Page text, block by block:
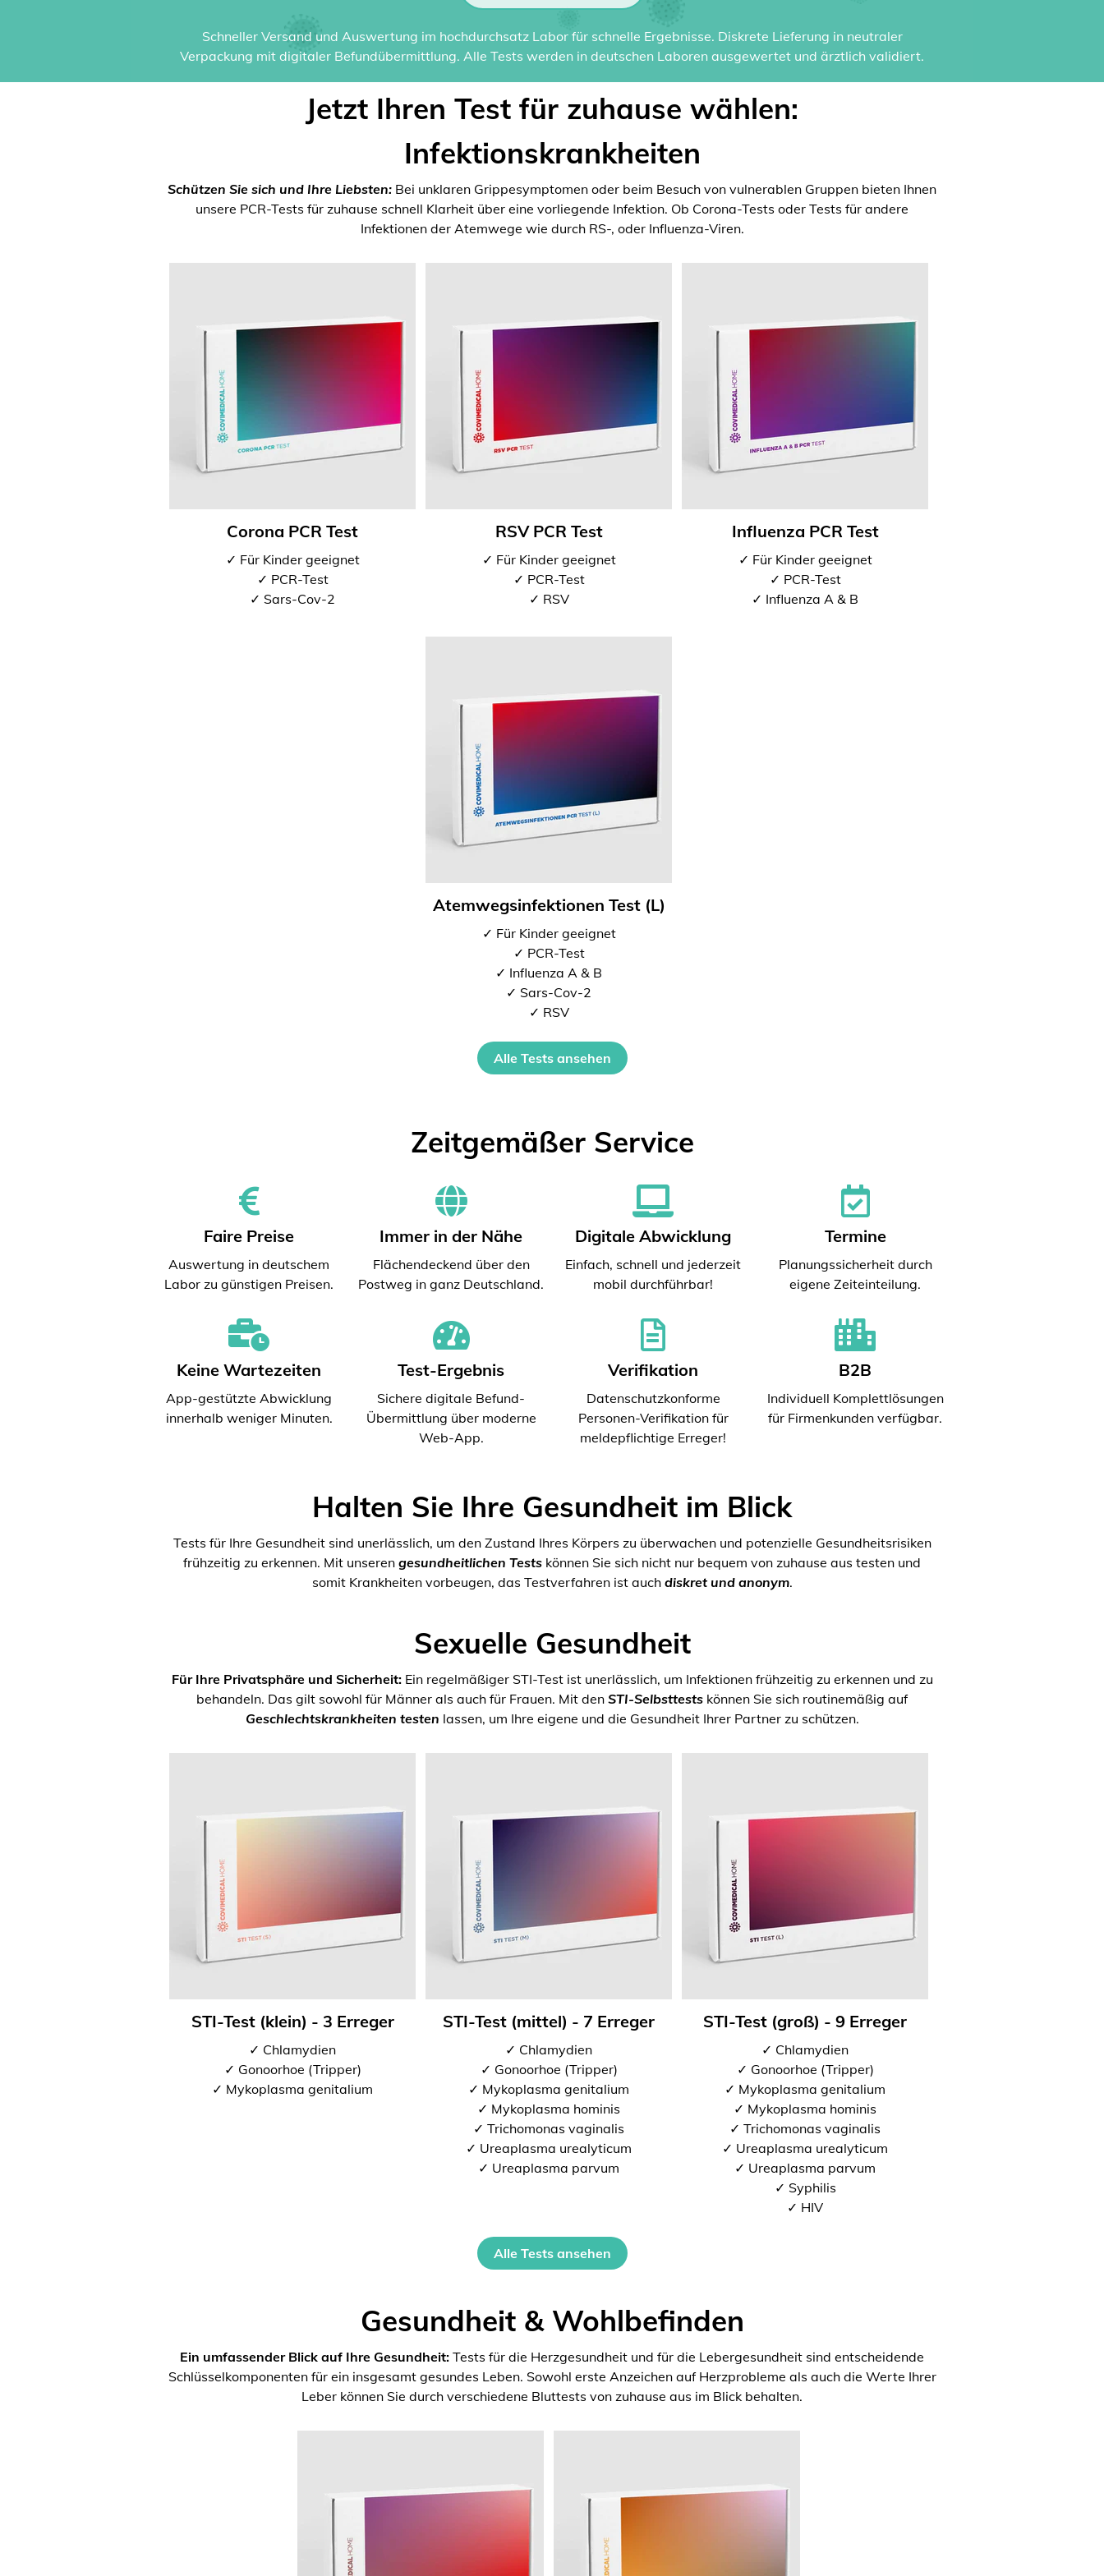
Schneller Versand und Auswertung im hochdurchsatz Labor für schnelle Ergebnisse. Diskrete Lieferung in neutraler
Verpackung mit digitaler Befundübermittlung. Alle Tests werden in deutschen Laboren ausgewertet und ärztlich validiert.
Jetzt Ihren Test für zuhause wählen:
Infektionskrankheiten
Schützen Sie sich und Ihre Liebsten: Bei unklaren Grippesymptomen oder beim Besuch von vulnerablen Gruppen bieten Ihnen
unsere PCR-Tests für zuhause schnell Klarheit über eine vorliegende Infektion. Ob Corona-Tests oder Tests für andere
Infektionen der Atemwege wie durch RS-, oder Influenza-Viren.
Corona PCR Test
✓ Für Kinder geeignet
✓ PCR-Test
✓ Sars-Cov-2
RSV PCR Test
✓ Für Kinder geeignet
✓ PCR-Test
✓ RSV
Influenza PCR Test
✓ Für Kinder geeignet
✓ PCR-Test
✓ Influenza A & B
Atemwegsinfektionen Test (L)
✓ Für Kinder geeignet
✓ PCR-Test
✓ Influenza A & B
✓ Sars-Cov-2
✓ RSV
Alle Tests ansehen
Zeitgemäßer Service
Faire Preise
Auswertung in deutschem
Labor zu günstigen Preisen.
Immer in der Nähe
Flächendeckend über den
Postweg in ganz Deutschland.
Digitale Abwicklung
Einfach, schnell und jederzeit
mobil durchführbar!
Termine
Planungssicherheit durch
eigene Zeiteinteilung.
Keine Wartezeiten
App-gestützte Abwicklung
innerhalb weniger Minuten.
Test-Ergebnis
Sichere digitale Befund-
Übermittlung über moderne
Web-App.
Verifikation
Datenschutzkonforme
Personen-Verifikation für
meldepflichtige Erreger!
B2B
Individuell Komplettlösungen
für Firmenkunden verfügbar.
Halten Sie Ihre Gesundheit im Blick
Tests für Ihre Gesundheit sind unerlässlich, um den Zustand Ihres Körpers zu überwachen und potenzielle Gesundheitsrisiken
frühzeitig zu erkennen. Mit unseren gesundheitlichen Tests können Sie sich nicht nur bequem von zuhause aus testen und
somit Krankheiten vorbeugen, das Testverfahren ist auch diskret und anonym.
Sexuelle Gesundheit
Für Ihre Privatsphäre und Sicherheit:Ein regelmäßiger STI-Test ist unerlässlich, um Infektionen frühzeitig zu erkennen und zu
behandeln. Das gilt sowohl für Männer als auch für Frauen. Mit den STI-Selbsttests können Sie sich routinemäßig auf
Geschlechtskrankheiten testen lassen, um Ihre eigene und die Gesundheit Ihrer Partner zu schützen.
STI-Test (klein) - 3 Erreger
✓ Chlamydien
✓ Gonoorhoe (Tripper)
✓ Mykoplasma genitalium
STI-Test (mittel) - 7 Erreger
✓ Chlamydien
✓ Gonoorhoe (Tripper)
✓ Mykoplasma genitalium
✓ Mykoplasma hominis
✓ Trichomonas vaginalis
✓ Ureaplasma urealyticum
✓ Ureaplasma parvum
STI-Test (groß) - 9 Erreger
✓ Chlamydien
✓ Gonoorhoe (Tripper)
✓ Mykoplasma genitalium
✓ Mykoplasma hominis
✓ Trichomonas vaginalis
✓ Ureaplasma urealyticum
✓ Ureaplasma parvum
✓ Syphilis
✓ HIV
Alle Tests ansehen
Gesundheit & Wohlbefinden
Ein umfassender Blick auf Ihre Gesundheit: Tests für die Herzgesundheit und für die Lebergesundheit sind entscheidende
Schlüsselkomponenten für ein insgesamt gesundes Leben. Sowohl erste Anzeichen auf Herzprobleme als auch die Werte Ihrer
Leber können Sie durch verschiedene Bluttests von zuhause aus im Blick behalten.